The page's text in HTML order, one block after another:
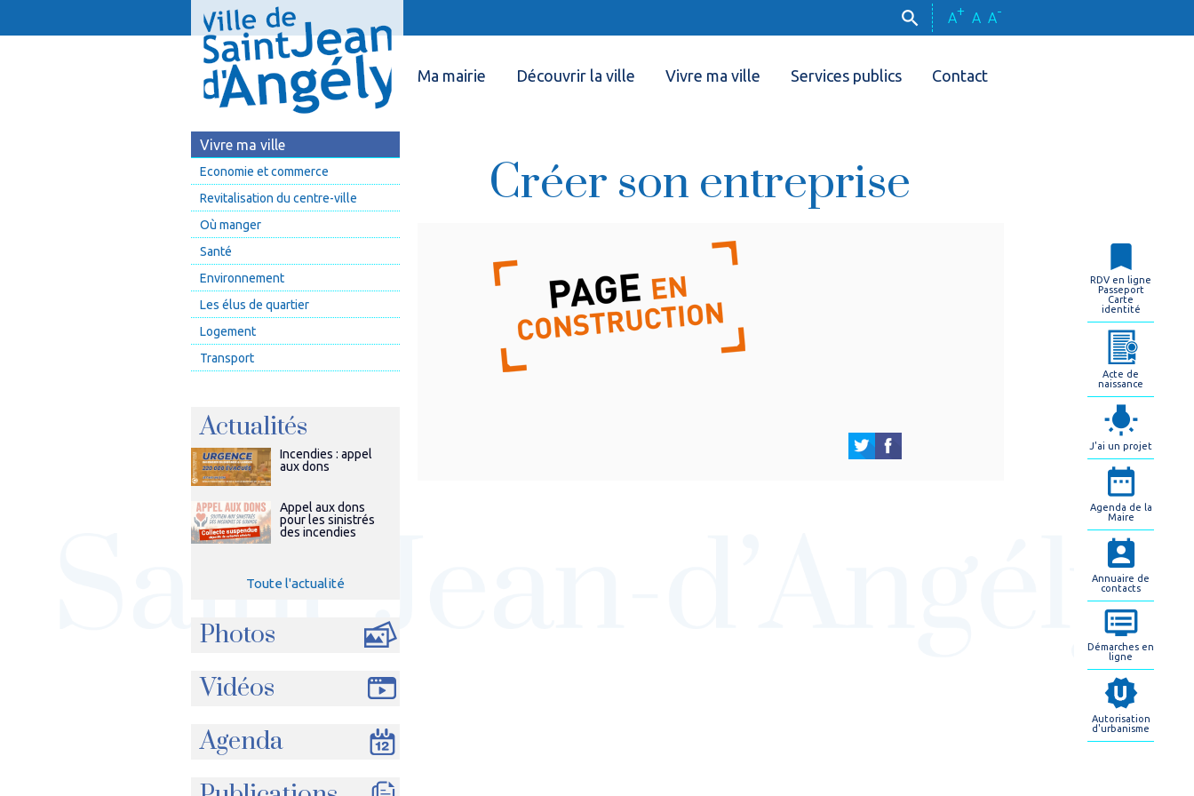
A+ A A-
Ma mairie Découvrir la ville Vivre ma ville Services publics Contact
Vivre ma ville
Economie et commerce
Revitalisation du centre-ville
Où manger
Santé
Environnement
Les élus de quartier
Logement
Transport
Actualités
Incendies : appel
aux dons
Appel aux dons
pour les sinistrés
des incendies
Toute l'actualité
Photos
Vidéos
Agenda
Créer son entreprise
RDV en ligne
Passeport
Carte
identité
Acte de
naissance
J'ai un projet
Agenda de la
Maire
Annuaire de
contacts
Démarches en
ligne
Autorisation
d'urbanisme